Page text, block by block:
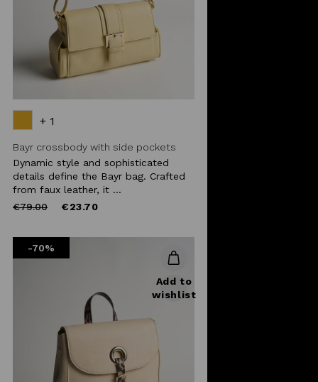
+ 1
Bayr crossbody with side pockets
Dynamic style and sophisticated
details define the Bayr bag. Crafted
from faux leather, it ...
Price
€79.00to €23.70
-70%
Add to
wishlist